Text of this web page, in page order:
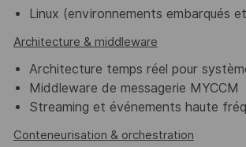
Linux (environnements embarqués
Architecture & middleware
Architecture temps réel pour
Middleware de messagerie MYCCM
Streaming et événements haute
Conteneurisation & orchestration